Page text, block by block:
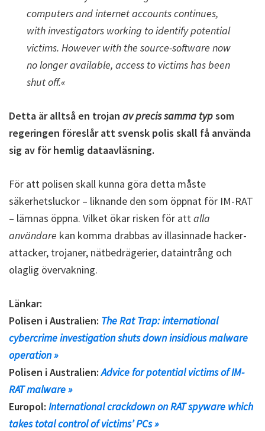
computers and internet accounts continues,
with investigators working to identify potential
victims. However with the source-software now
no longer available, access to victims has been
shut off.«
Detta är alltså en trojan av precis samma typsom
regeringen föreslår att svensk polis skall få använda
sig av för hemlig dataavläsning.
För att polisen skall kunna göra detta måste
säkerhetsluckor – liknande den som öppnat för IM-RAT
– lämnas öppna. Vilket ökar risken för attalla
användare kan komma drabbas av illasinnade hacker-
attacker, trojaner, nätbedrägerier, dataintrång och
olaglig övervakning.
Länkar:
Polisen i Australien: The Rat Trap: international
cybercrime investigation shuts down insidious malware
operation »
Polisen i Australien:Advice for potential victims of IM-
RAT malware »
Europol: International crackdown on RAT spyware which
takes total control of victims’ PCs »